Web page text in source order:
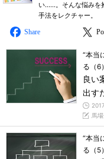
い……。そんな悩みを
手法をレクチャー。
Share
“本当
る（6
良い
出す
馬
“本当
る（5